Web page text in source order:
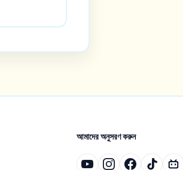
আমাদের অনুসরণ করুন